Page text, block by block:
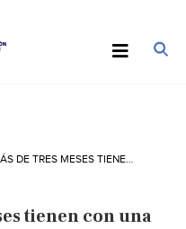
tienen con una